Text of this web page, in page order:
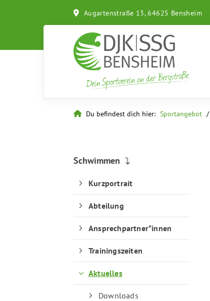
Augartenstraße 13, 64625 Bensheim
Du befindest dich hier: Sportangebot
Schwimmen
Kurzportrait
Abteilung
Ansprechpartner*innen
Trainingszeiten
Aktuelles
Downloads